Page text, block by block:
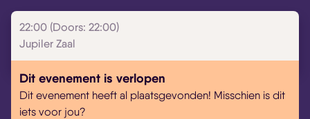
22:00 (Doors: 22:00)
Jupiler Zaal
Dit evenement is verlopen
Dit evenement heeft al plaatsgevonden! Misschien is dit
iets voor jou?